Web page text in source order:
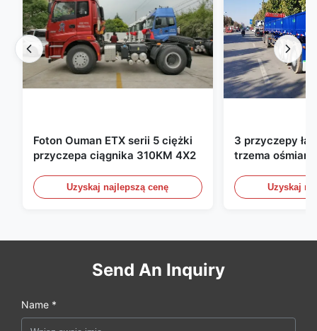
Foton Ouman ETX serii 5 ciężki
przyczepa ciągnika 310KM 4X2
Uzyskaj najlepszą cenę
3 przyczepy
trzema
bocznymiUzyskaj
Send An Inquiry
Name *